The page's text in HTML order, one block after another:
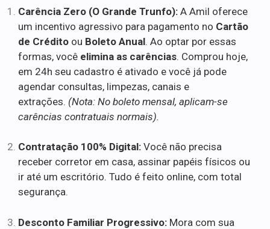
Carência Zero (O Grande Trunfo): A Amil oferece
um incentivo agressivo para pagamento no Cartão
de Crédito ou Boleto Anual. Ao optar por essas
formas, você elimina as carências. Comprou hoje,
em 24h seu cadastro é ativado e você já pode
agendar consultas, limpezas, canais e
extrações. (Nota: No boleto mensal, aplicam-se
carências contratuais normais).
Contratação 100% Digital: Você não precisa
receber corretor em casa, assinar papéis físicos ou
ir até um escritório. Tudo é feito online, com total
segurança.
Desconto Familiar Progressivo: Mora com sua